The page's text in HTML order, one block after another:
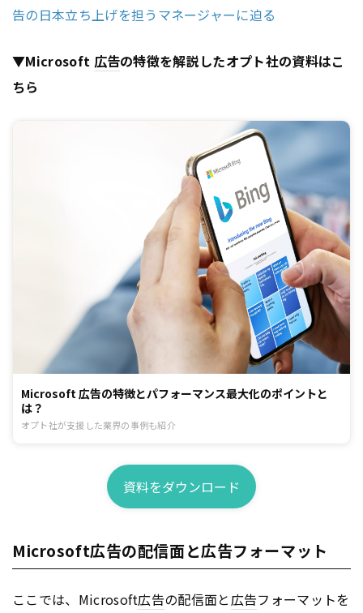
告の日本立ち上げを担うマネージャーに迫る
▼Microsoft 広告の特徴を解説したオプト社の資料はこ
ちら
Microsoft 広告の特徴とパフォーマンス最大化のポイントと
は？
オプト社が支援した業界の事例も紹介
資料をダウンロード
Microsoft広告の配信面と広告フォーマット
ここでは、Microsoft広告の配信面と広告フォーマットを